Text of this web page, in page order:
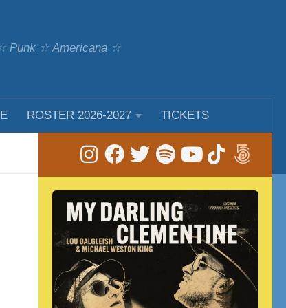
Punk ☆ Americana ☆
ROSTER 2026-2027 TICKETS